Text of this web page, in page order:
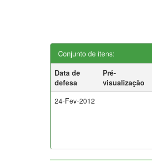
Conjunto de itens:
Data de
defesa
Pré-
visualização
24-Fev-2012